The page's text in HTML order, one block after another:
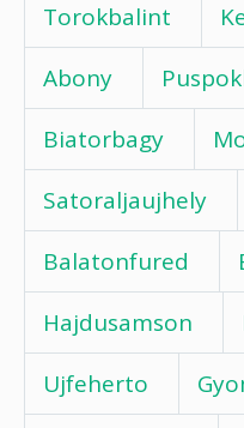
Torokbalint
Abony
Biatorbagy
Satoraljaujhely
Balatonfured
Hajdusamson
Ujfeherto